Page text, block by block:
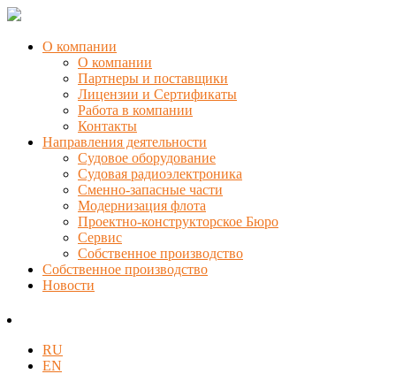
О компании
О компании
Партнеры и поставщики
Лицензии и Сертификаты
Работа в компании
Контакты
Направления деятельности
Судовое оборудование
Судовая радиоэлектроника
Сменно-запасные части
Модернизация флота
Проектно-конструкторское Бюро
Сервис
Собственное производство
Собственное производство
Новости
RU
EN